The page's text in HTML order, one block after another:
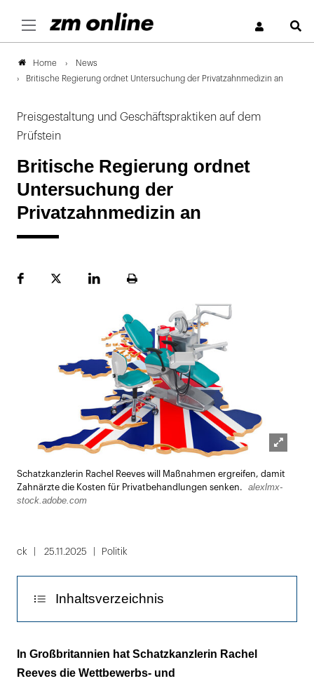
Home
News
Britische Regierung ordnet Untersuchung der Privatzahnmedizin an
Preisgestaltung und Geschäftspraktiken auf dem
Prüfstein
Britische Regierung ordnet
Untersuchung der
Privatzahnmedizin an
FacebookPlattformLinekdInSeite
öffnen
Schatzkanzlerin Rachel Reeves will Maßnahmen ergreifen, damit
Zahnärzte die Kosten für Privatbehandlungen senken.
alexlmx-
stock.adobe.com
ck 25.11.2025 Politik
Inhaltsverzeichnis
„Versteckte Kosten, fehlende Transparenz und
Überbehandlung belasten Familien“
In Großbritannien hat Schatzkanzlerin Rachel
Reeves die Wettbewerbs- und